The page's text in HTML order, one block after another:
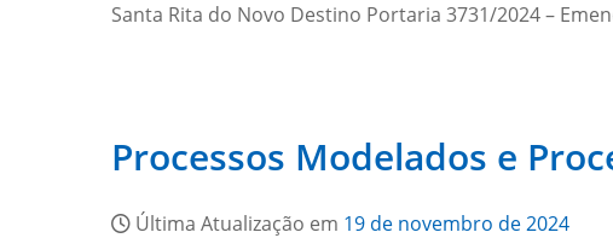
Santa Rita do Novo Destino Portaria 3731/2024 –
Processos Modelados e
Última Atualização em 19 de novembro de 2024